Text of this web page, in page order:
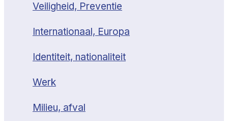
Veiligheid, Preventie
Internationaal, Europa
Identiteit, nationaliteit
Werk
Milieu, afval